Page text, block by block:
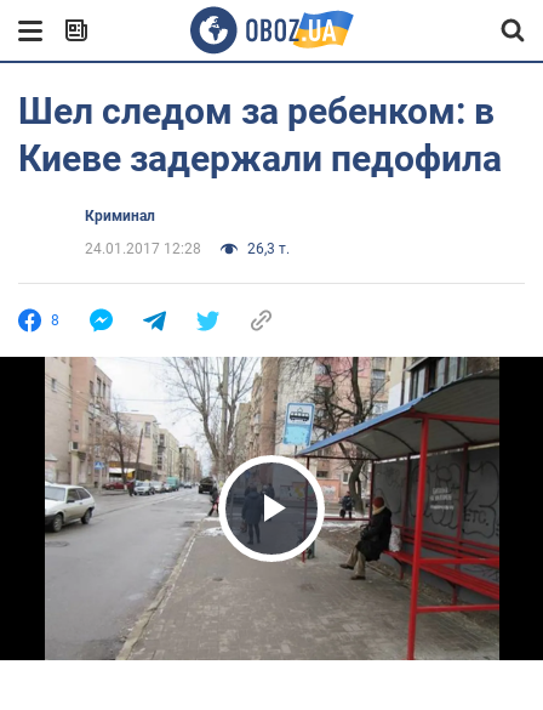
Шел следом за ребенком: в
Киеве задержали педофила
Криминал
24.01.2017 12:28
26,3 т.
8
Play Video